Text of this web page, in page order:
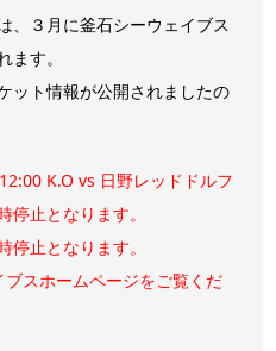
、３月に釜石シーウェイブス
す。
ット情報が公開されましたの
K.O vs 日野レッドドルフ
停止となります。
止となります。
スホームページをご覧くだ